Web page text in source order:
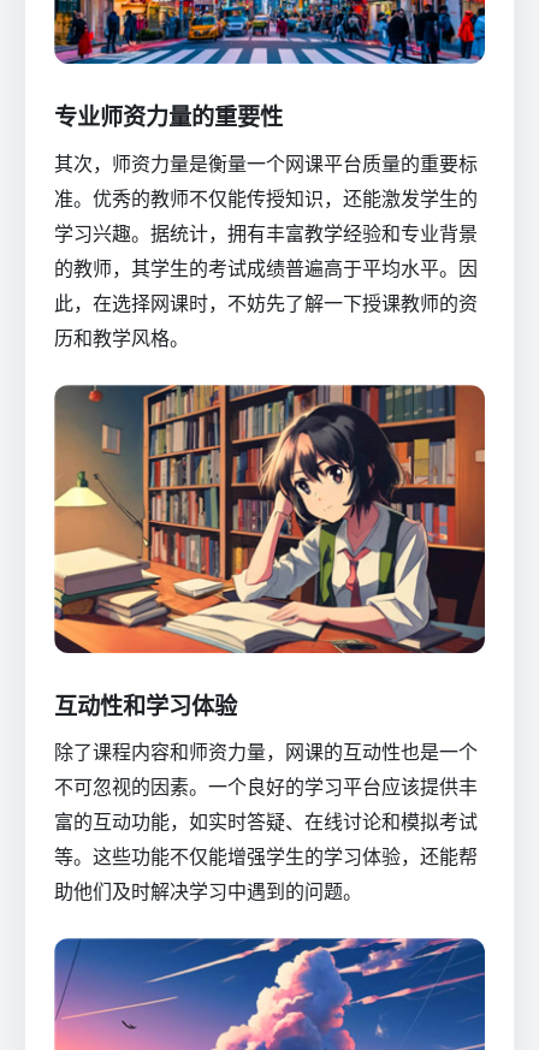
专业师资力量的重要性
其次，师资力量是衡量一个网课平台质量的重要标
准。优秀的教师不仅能传授知识，还能激发学生的
学习兴趣。据统计，拥有丰富教学经验和专业背景
的教师，其学生的考试成绩普遍高于平均水平。因
此，在选择网课时，不妨先了解一下授课教师的资
历和教学风格。
互动性和学习体验
除了课程内容和师资力量，网课的互动性也是一个
不可忽视的因素。一个良好的学习平台应该提供丰
富的互动功能，如实时答疑、在线讨论和模拟考试
等。这些功能不仅能增强学生的学习体验，还能帮
助他们及时解决学习中遇到的问题。